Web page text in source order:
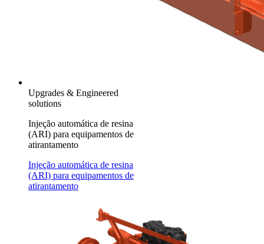
Upgrades & Engineered
solutions
Injeção automática de resina
(ARI) para equipamentos de
atirantamento
Injeção automática de resina
(ARI) para equipamentos de
atirantamento